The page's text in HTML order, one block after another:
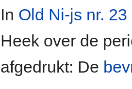
In Old Ni-js nr. 23
Heek over de
afgedrukt: De